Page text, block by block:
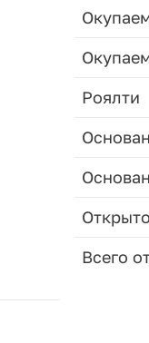
Роялти
Всего